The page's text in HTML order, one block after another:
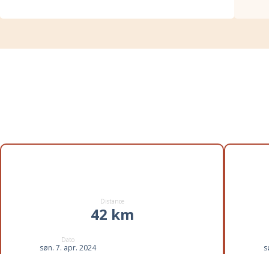
Distance
42 km
Dato
søn. 7. apr. 2024